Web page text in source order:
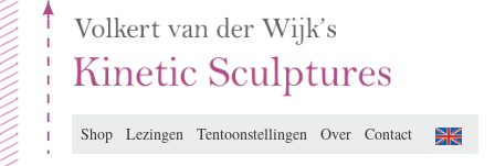
Shop Lezingen Tentoonstellingen Over Contact